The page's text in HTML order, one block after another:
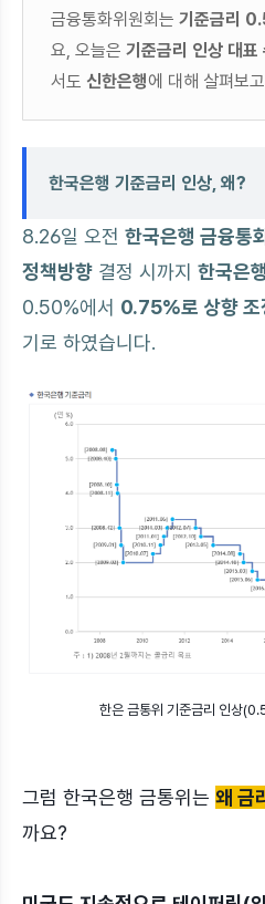
금융통화위원회는 기준금리
요, 오늘은 기준금리 인상 대표
서도 신한은행에 대해 살펴보
한국은행 기준금리 인상, 왜?
8.26일 오전 한국은행 금융통
정책방향 결정 시까지 한국은
0.50%에서 0.75%로 상향 조
기로 하였습니다.
한은 금통위 기준금리 인상
그럼 한국은행 금통위는 왜 금
까요?